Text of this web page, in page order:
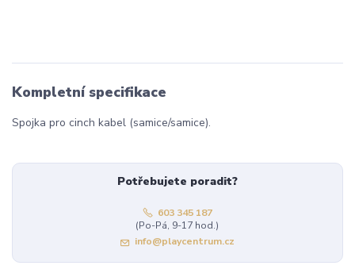
Kompletní specifikace
Spojka pro cinch kabel (samice/samice).
Potřebujete poradit?
603 345 187
(Po-Pá, 9-17 hod.)
info@playcentrum.cz